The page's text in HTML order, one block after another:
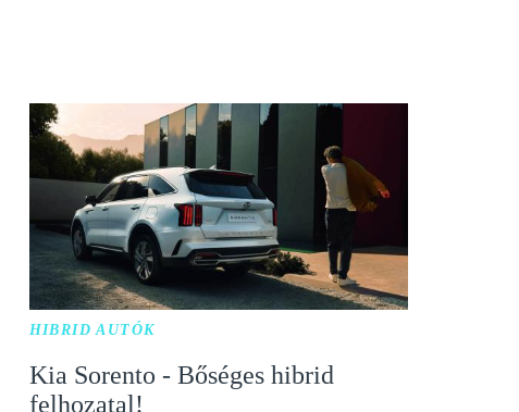
HIBRID AUTÓK
Kia Sorento - Bőséges hibrid
felhozatal!